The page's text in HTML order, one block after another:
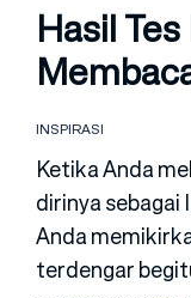
Hasil
INSPIRASI
Ketika Anda
dirinya sebagai
Anda
terdengar